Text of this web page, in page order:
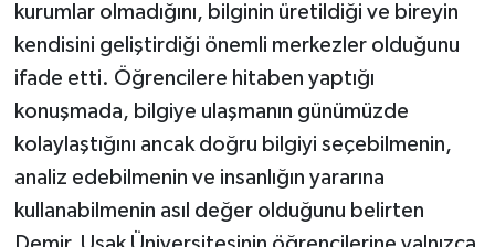
kurumlar olmadığını, bilginin üretildiği ve bireyin
kendisini geliştirdiği önemli merkezler olduğunu
ifade etti. Öğrencilere hitaben yaptığı
konuşmada, bilgiye ulaşmanın günümüzde
kolaylaştığını ancak doğru bilgiyi seçebilmenin,
analiz edebilmenin ve insanlığın yararına
kullanabilmenin asıl değer olduğunu belirten